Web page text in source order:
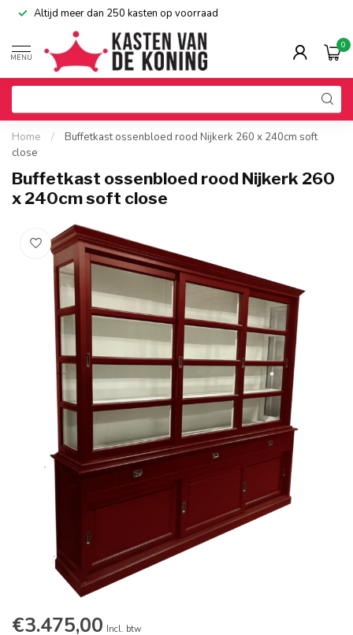
Altijd meer dan 250 kasten op voorraad
MENU
0
Home /
Buffetkast ossenbloed rood Nijkerk 260 x 240cm soft
close
Buffetkast ossenbloed rood Nijkerk 260
x 240cm soft close
€3.475,00 Incl. btw